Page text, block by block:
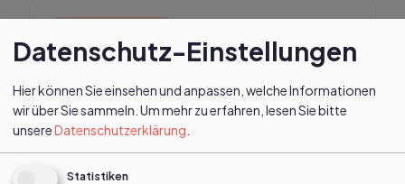
Das Mombachbad bleibt bis auf Weiteres
geschlossen
13. Januar 2021
Datenschutz-Einstellungen
Hier können Sie einsehen und anpassen, welche Informationen
wir über Sie sammeln.Um mehr zu erfahren, lesen Sie bitte
unsereDatenschutzerklärung.
Statistiken